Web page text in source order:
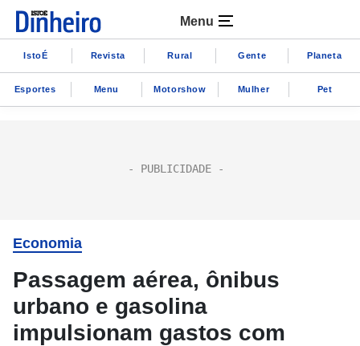
Menu
IstoÉ Revista Rural Gente Planeta
Esportes Menu Motorshow Mulher Pet
Economia
Passagem aérea, ônibus
urbano e gasolina
impulsionam gastos com